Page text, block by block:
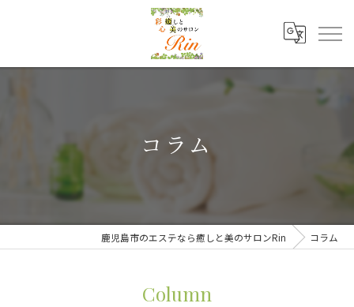
コラム
鹿児島市のエステなら癒しと美のサロンRin コラム
Column